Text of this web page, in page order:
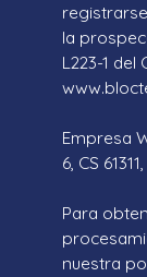
la
L223-1
Empresa
6, CS
Para
nuestra